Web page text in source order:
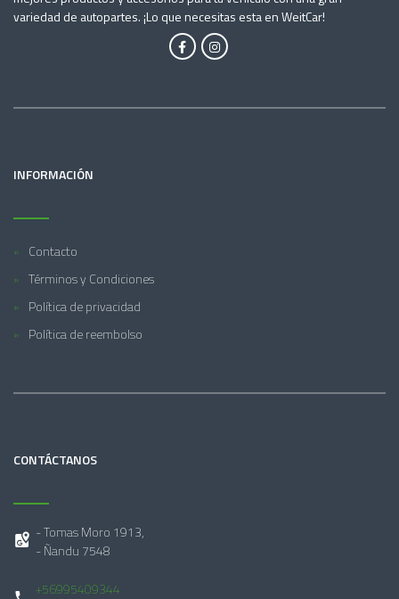
variedad de autopartes. ¡Lo que necesitas esta en WeitCar!
INFORMACIÓN
Contacto
Términos y Condiciones
Política de privacidad
Política de reembolso
CONTÁCTANOS
- Tomas Moro 1913,
- Ñandu 7548
+56995409344